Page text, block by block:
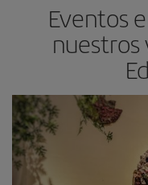
Eventos
nuestros